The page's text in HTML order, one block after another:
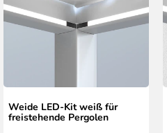
Weide LED-Kit weiß für
freistehende Pergolen